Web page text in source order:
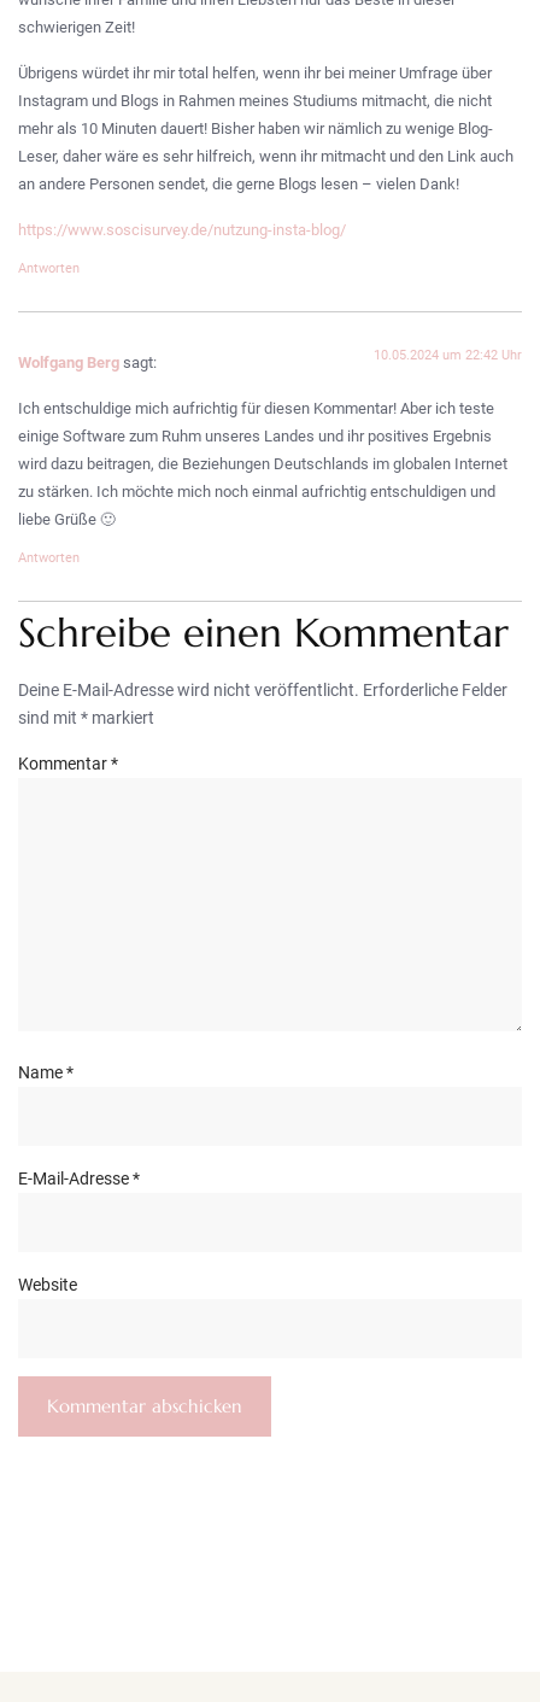
schwierigen Zeit!
Übrigens würdet ihr mir total helfen, wenn ihr bei meiner Umfrage über
Instagram und Blogs in Rahmen meines Studiums mitmacht, die nicht
mehr als 10 Minuten dauert! Bisher haben wir nämlich zu wenige Blog-
Leser, daher wäre es sehr hilfreich, wenn ihr mitmacht und den Link auch
an andere Personen sendet, die gerne Blogs lesen – vielen Dank!
https://www.soscisurvey.de/nutzung-insta-blog/
Antworten
Wolfgang Berg sagt: 10.05.2024 um 22:42 Uhr
Ich entschuldige mich aufrichtig für diesen Kommentar! Aber ich teste
einige Software zum Ruhm unseres Landes und ihr positives Ergebnis
wird dazu beitragen, die Beziehungen Deutschlands im globalen Internet
zu stärken. Ich möchte mich noch einmal aufrichtig entschuldigen und
liebe Grüße 🙂
Antworten
Schreibe einen Kommentar
Deine E-Mail-Adresse wird nicht veröffentlicht. Erforderliche Felder
sind mit * markiert
Kommentar*
Name*
E-Mail-Adresse*
Website